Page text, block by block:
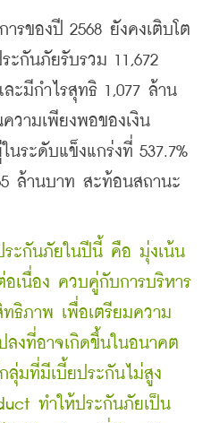
องปี 2568 ยังคงเติบโต
ะกันภัยรับรวม 11,672
ะมีกำไรสุทธิ 1,077 ล้าน
วามเพียงพอของเงิน
ระดับแข็งแกร่งที่ 537.7%
ล้านบาท สะท้อนสถานะ
กันภัยในปีนี้ คือ มุ่งเน้น
อเนื่อง ควบคู่กับการบริหาร
ธิภาพ เพื่อเตรียมความ
ลงที่อาจเกิดขึ้นในอนาคต
มที่มีเบี้ยประกันไม่สูง
ทำให้ประกันภัยเป็น